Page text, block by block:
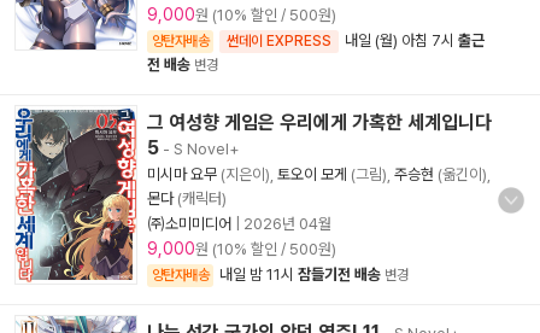
9,000원 (10% 할인 / 500원)
양탄자배송 썬데이 EXPRESS 내일 (월) 아침 7시 출근
전 배송 변경
그 여성향 게임은 우리에게 가혹한 세계입니다
5 - S Novel+
미시마 요무 (지은이), 토오이 모게 (그림), 주승현 (옮긴이),
몬다(캐릭터)
㈜소미미디어
2026년 04월
9,000원 (10% 할인 / 500원)
양탄자배송 내일 밤 11시 잠들기전 배송 변경